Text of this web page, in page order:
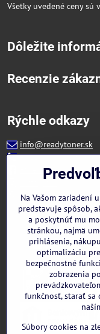
Všetky uvedené ceny sú
Dôležite
Recenzie
Rýchle odkazy
info@readytoner.sk
+421 944 322 536
Facebook
Instagram
WhatsApp
Na Vašom zariadení
predstavuje spôsob,
a poskytnúť mu
stránkou, najmä
prihlásenia,
optimalizáciu
bezpečnostné
zobrazenia
funkčnosť, starať
Súbory cookies na